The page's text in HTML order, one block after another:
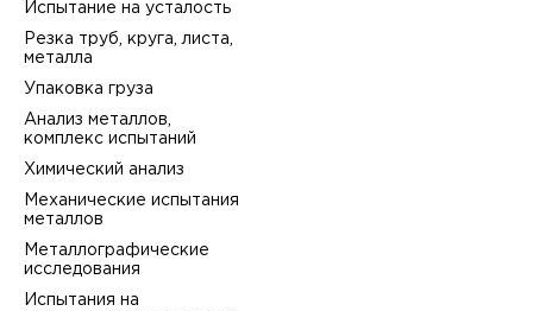
Испытание на усталость
Резка труб, круга, листа,
металла
Упаковка груза
Анализ металлов,
комплекс испытаний
Химический анализ
Механические испытания
металлов
Металлографические
исследования
Испытания на